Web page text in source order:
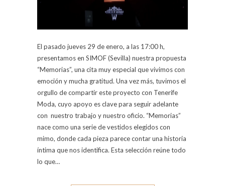
El pasado jueves 29 de enero, a las 17:00 h,
presentamos en SIMOF (Sevilla) nuestra propuesta
“Memorias”, una cita muy especial que vivimos con
emoción y mucha gratitud. Una vez más, tuvimos el
orgullo de compartir este proyecto con Tenerife
Moda, cuyo apoyo es clave para seguir adelante
con nuestro trabajo y nuestro oficio. “Memorias”
nace como una serie de vestidos elegidos con
mimo, donde cada pieza parece contar una historia
íntima que nos identifica. Esta selección reúne todo
lo que…